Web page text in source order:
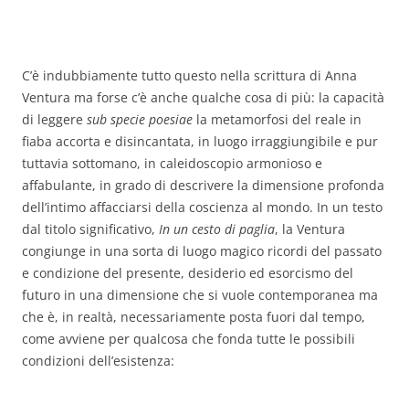
C’è indubbiamente tutto questo nella scrittura di Anna
Ventura ma forse c’è anche qualche cosa di più: la capacità
di leggere sub specie poesiae la metamorfosi del reale in
fiaba accorta e disincantata, in luogo irraggiungibile e pur
tuttavia sottomano, in caleidoscopio armonioso e
affabulante, in grado di descrivere la dimensione profonda
dell’intimo affacciarsi della coscienza al mondo. In un testo
dal titolo significativo, In un cesto di paglia, la Ventura
congiunge in una sorta di luogo magico ricordi del passato
e condizione del presente, desiderio ed esorcismo del
futuro in una dimensione che si vuole contemporanea ma
che è, in realtà, necessariamente posta fuori dal tempo,
come avviene per qualcosa che fonda tutte le possibili
condizioni dell’esistenza: